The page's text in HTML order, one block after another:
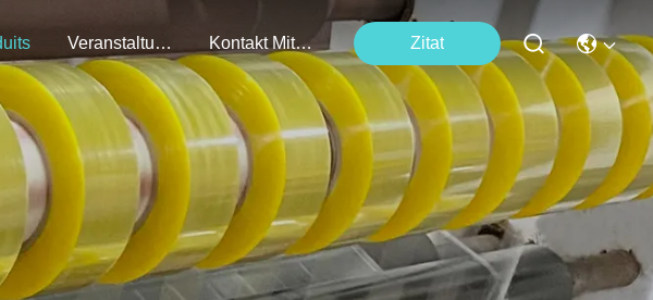
Veranstaltungen Kontakt Mit Uns Zitat